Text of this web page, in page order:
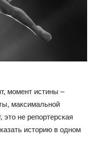
момент истины –
максимальной
это не репортерская
историю в одном